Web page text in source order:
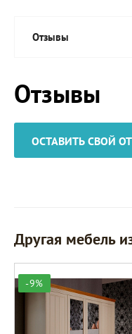
Отзывы
Отзывы
ОСТАВИТЬ СВОЙ
Другая мебель
-9%